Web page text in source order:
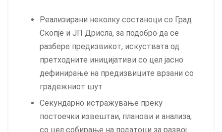
Реализирани неколку состаноци со Град
Скопје и ЈП Дрисла, за подобро да се
разбере предизвикот, искуствата од
претходните иницијативи со цел јасно
дефинирање на предизвиците врзани со
градежниот шут
Секундарно истражување преку
постоечки извештаи, планови и анализа,
со цел собирање на податоци за развој